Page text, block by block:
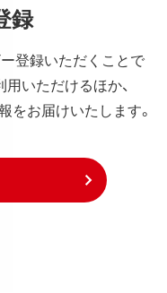
録
登録いただくことで
いただけるほか、
をお届けいたします。